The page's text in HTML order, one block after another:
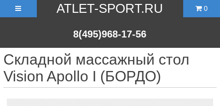
ATLET-SPORT.RU
8(495)968-17-56
0
Складной массажный стол
Vision Apollo I (БОРДО)